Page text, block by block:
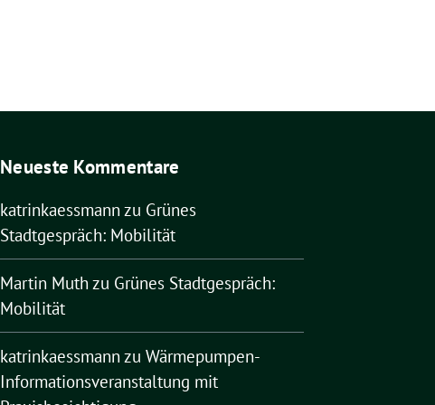
Neueste Kommentare
katrinkaessmann zu Grünes
Stadtgespräch: Mobilität
Martin Muth zu Grünes Stadtgespräch:
Mobilität
katrinkaessmann zu Wärmepumpen-
Informationsveranstaltung mit